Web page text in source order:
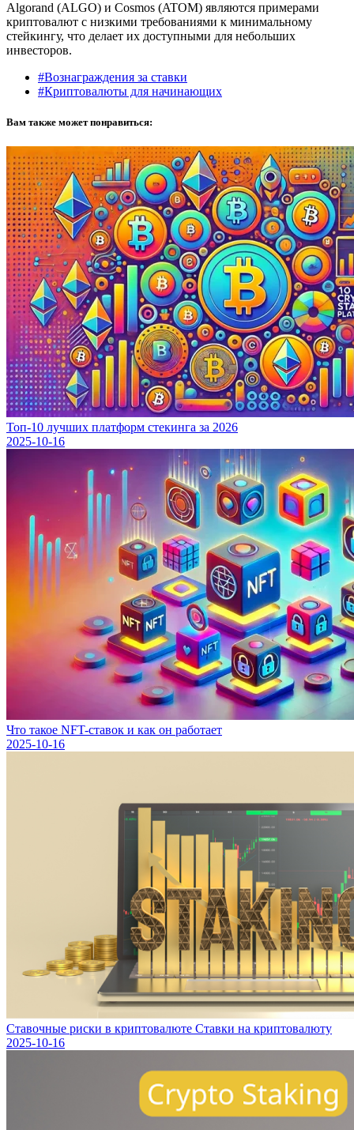
Algorand (ALGO) и Cosmos (ATOM) являются примерами
криптовалют с низкими требованиями к минимальному
стейкингу, что делает их доступными для небольших
инвесторов.
#Вознаграждения за ставки
#Криптовалюты для начинающих
Вам также может понравиться:
Топ-10 лучших платформ стекинга за 2026
2025-10-16
Что такое NFT-ставок и как он работает
2025-10-16
Ставочные риски в криптовалюте Ставки на криптовалюту
2025-10-16